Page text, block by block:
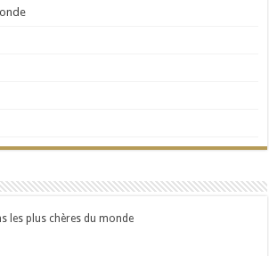
les plus chères du monde